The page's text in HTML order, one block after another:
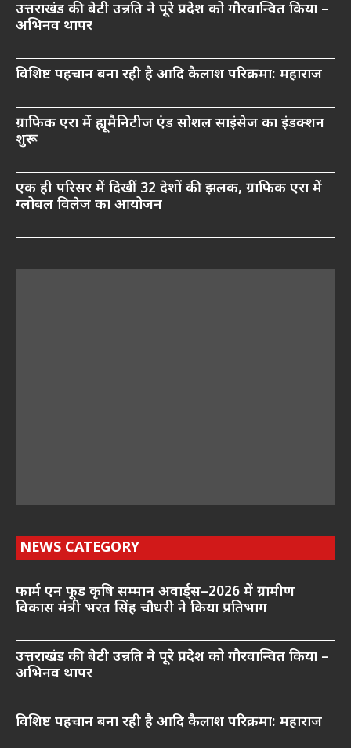
उत्तराखंड की बेटी उन्नति ने पूरे प्रदेश को गौरवान्वित किया –
अभिनव थापर
विशिष्ट पहचान बना रही है आदि कैलाश परिक्रमा: महाराज
ग्राफिक एरा में ह्यूमैनिटीज एंड सोशल साइंसेज का इंडक्शन
शुरू
एक ही परिसर में दिखीं 32 देशों की झलक, ग्राफिक एरा में
ग्लोबल विलेज का आयोजन
NEWS CATEGORY
फार्म एन फूड कृषि सम्मान अवार्ड्स–2026 में ग्रामीण
विकास मंत्री भरत सिंह चौधरी ने किया प्रतिभाग
उत्तराखंड की बेटी उन्नति ने पूरे प्रदेश को गौरवान्वित किया –
अभिनव थापर
विशिष्ट पहचान बना रही है आदि कैलाश परिक्रमा: महाराज